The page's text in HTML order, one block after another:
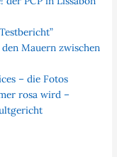
Mauern zwischen
– die Fotos
rosa wird –